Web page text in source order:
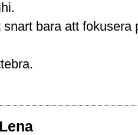
snart bara att fokusera
Lena